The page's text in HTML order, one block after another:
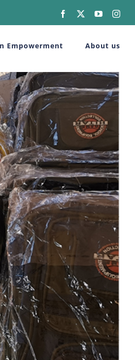
Facebook YouTube
Empowerment About us